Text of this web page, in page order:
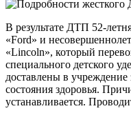
В результате ДТП 52-
«Ford» и
«Lincoln», который
специального детского
доставлены в учреждение
состояния здоровья.
устанавливается.